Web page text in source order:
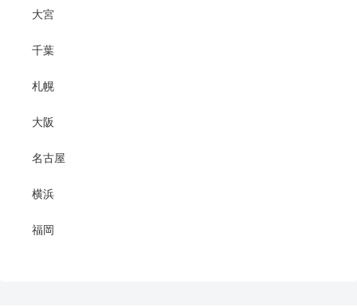
大宮
千葉
札幌
大阪
名古屋
横浜
福岡